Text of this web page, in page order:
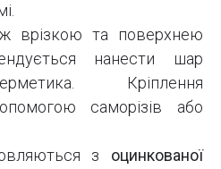
врізкою та поверхнею
нанести шар
Кріплення
саморізів або
з оцинкованої